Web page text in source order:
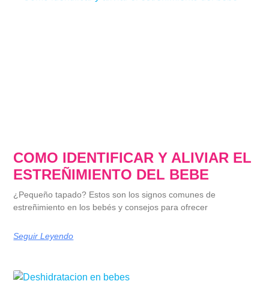
COMO IDENTIFICAR Y ALIVIAR EL
ESTREÑIMIENTO DEL BEBE
¿Pequeño tapado? Estos son los signos comunes de
estreñimiento en los bebés y consejos para ofrecer
Seguir Leyendo